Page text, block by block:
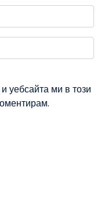
уебсайта ми в този